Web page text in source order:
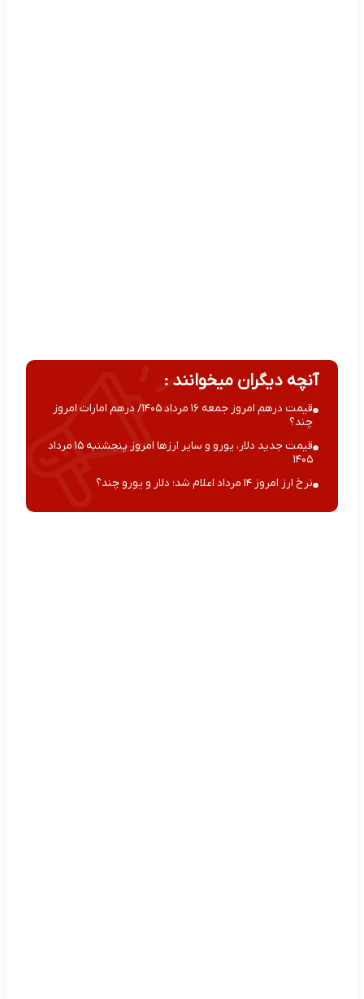
آنچه دیگران میخوانند :
قیمت درهم امروز جمعه ۱۶ مرداد ۱۴۰۵/ درهم امارات امروز
چند؟
قیمت جدید دلار، یورو و سایر ارزها امروز پنجشنبه ۱۵ مرداد
۱۴۰۵
نرخ ارز امروز ۱۴ مرداد اعلام شد؛ دلار و یورو چند؟